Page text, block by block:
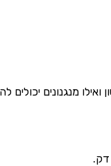
מנגנונים יכולים